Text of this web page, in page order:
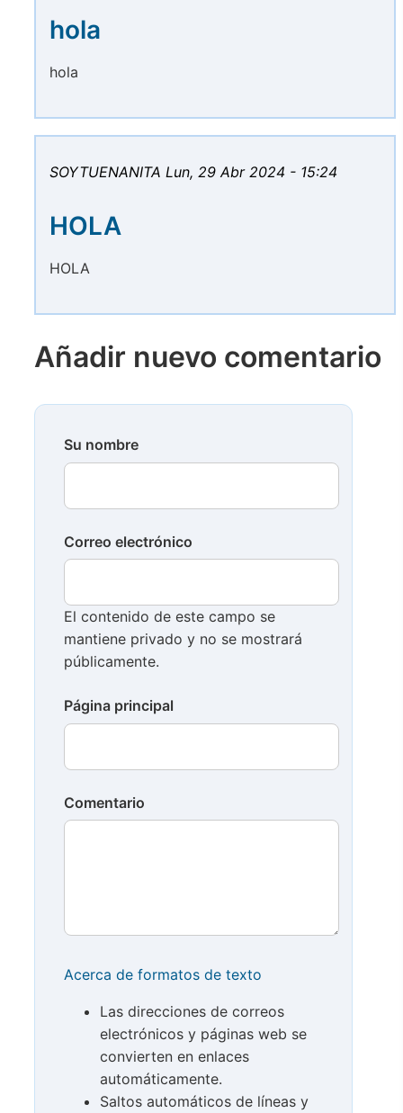
hola
hola
SOYTUENANITA Lun, 29 Abr 2024 - 15:24
HOLA
HOLA
Añadir nuevo comentario
Su nombre
Correo electrónico
El contenido de este campo se
mantiene privado y no se mostrará
públicamente.
Página principal
Comentario
Acerca de formatos de texto
Las direcciones de correos
electrónicos y páginas web se
convierten en enlaces
automáticamente.
Saltos automáticos de líneas y